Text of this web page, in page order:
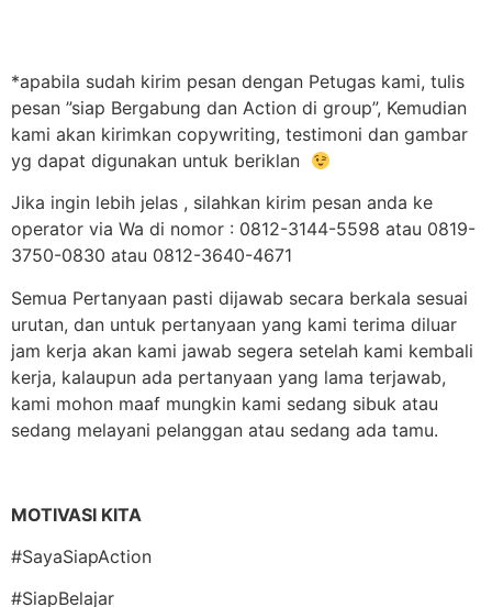
*apabila sudah kirim pesan dengan Petugas kami, tulis
pesan ”siap Bergabung dan Action di group”, Kemudian
kami akan kirimkan copywriting, testimoni dan gambar
yg dapat digunakan untuk beriklan
Jika ingin lebih jelas , silahkan kirim pesan anda ke
operator via Wa di nomor : 0812-3144-5598 atau 0819-
3750-0830 atau 0812-3640-4671
Semua Pertanyaan pasti dijawab secara berkala sesuai
urutan, dan untuk pertanyaan yang kami terima diluar
jam kerja akan kami jawab segera setelah kami kembali
kerja, kalaupun ada pertanyaan yang lama terjawab,
kami mohon maaf mungkin kami sedang sibuk atau
sedang melayani pelanggan atau sedang ada tamu.
MOTIVASI KITA
#SayaSiapAction
#SiapBelajar